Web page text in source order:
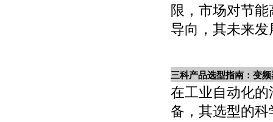
限，市场对节
导向，其未来
三科产品选型指南：变
在工业自动化
备，其选型的